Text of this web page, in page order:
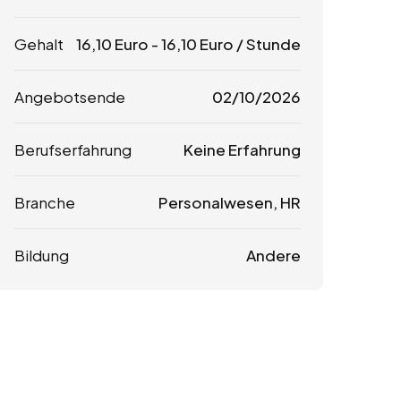
Gehalt 16,10 Euro -16,10 Euro / Stunde
Angebotsende 02/10/2026
Berufserfahrung Keine Erfahrung
Branche Personalwesen, HR
Bildung Andere